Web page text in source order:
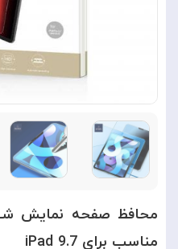
مناسب برای iPad 9.7